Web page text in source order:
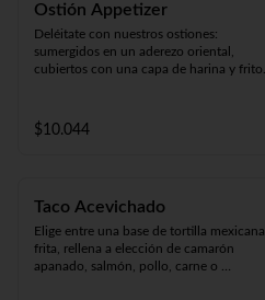
Ostión Appetizer
Deléitate con nuestros ostiones:
sumergidos en un aderezo oriental,
cubiertos con una capa de harina y fritos
cinco unidades repletas de sabor!
$10.044
Taco Acevichado
Elige entre una base de tortilla mexicana
frita, rellena a elección de camarón
apanado, salmón, pollo, carne o